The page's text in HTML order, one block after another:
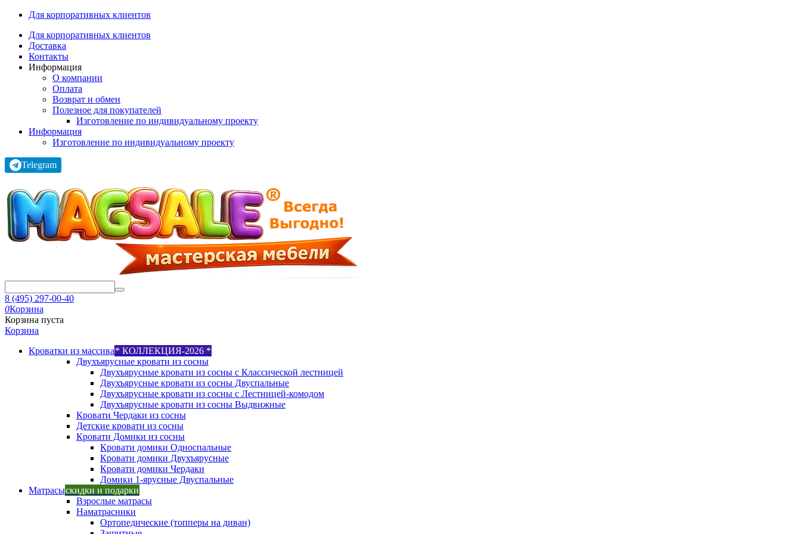
Для корпоративных клиентов
Для корпоративных клиентов
Доставка
Контакты
Информация
О компании
Оплата
Возврат и обмен
Полезное для покупателей
Изготовление по индивидуальному проекту
Информация
Изготовление по индивидуальному проекту
Telegram
8 (495) 297-00-40
0Корзина
Корзина пуста
Корзина
Кроватки из массива* КОЛЛЕКЦИЯ-2026 *
Двухъярусные кровати из сосны
Двухъярусные кровати из сосны с Классической лестницей
Двухъярусные кровати из сосны Двуспальные
Двухъярусные кровати из сосны с Лестницей-комодом
Двухъярусные кровати из сосны Выдвижные
Кровати Чердаки из сосны
Детские кровати из сосны
Кровати Домики из сосны
Кровати домики Односпальные
Кровати домики Двухъярусные
Кровати домики Чердаки
Домики 1-ярусные Двуспальные
Матрасыскидки и подарки
Взрослые матрасы
Наматрасники
Ортопедические (топперы на диван)